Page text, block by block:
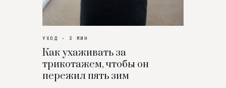
УХОД · 3 МИН
Как ухаживать за
трикотажем, чтобы он
пережил пять зим